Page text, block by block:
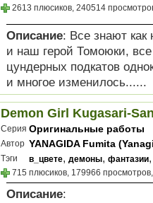
2613 плюсиков, 240514
Описание: Все знают
и наш герой Томоюки,
цундерных подкатов
и многое изменилось......
Demon Girl Kugasari-
Серия Оригинальные работы
Автор YANAGIDA Fumita
Futoshi)
Тэги в_цвете, демоны, фантазии
715 плюсиков, 179966
Описание: